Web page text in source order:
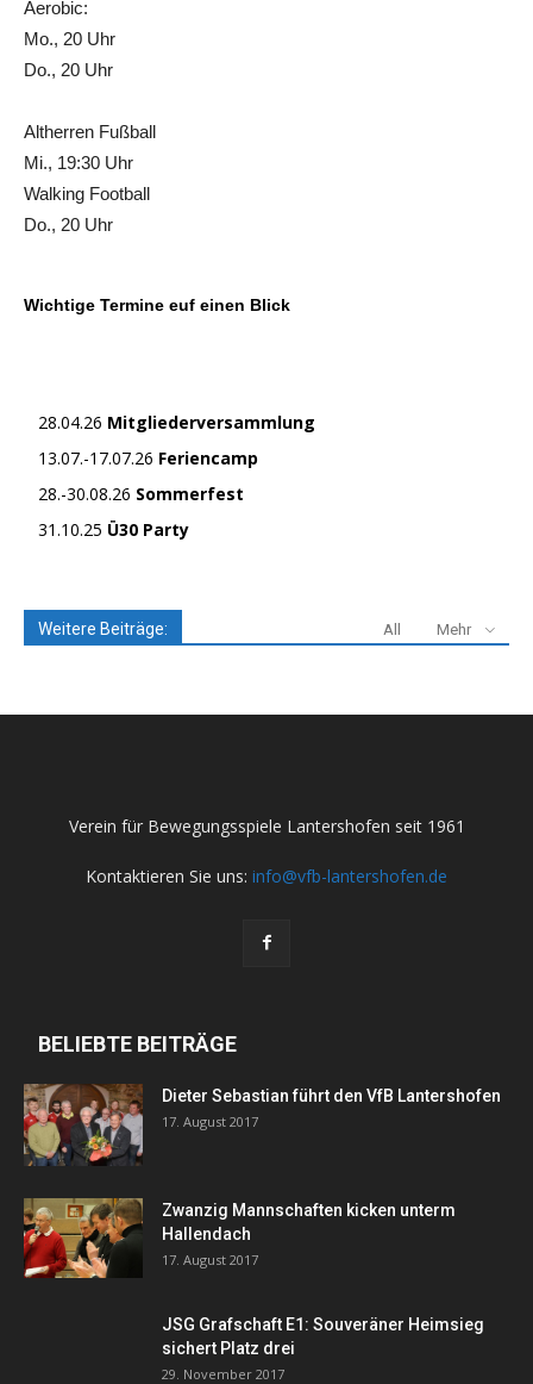
Aerobic:
Mo., 20 Uhr
Do., 20 Uhr
Altherren Fußball
Mi., 19:30 Uhr
Walking Football
Do., 20 Uhr
Wichtige Termine euf einen Blick
28.04.26 Mitgliederversammlung
13.07.-17.07.26 Feriencamp
28.-30.08.26 Sommerfest
31.10.25 Ü30 Party
Weitere Beiträge: All Mehr
Verein für Bewegungsspiele Lantershofen seit 1961
Kontaktieren Sie uns: info@vfb-lantershofen.de
BELIEBTE BEITRÄGE
Dieter Sebastian führt den VfB Lantershofen
17. August 2017
Zwanzig Mannschaften kicken unterm
Hallendach
17. August 2017
JSG Grafschaft E1: Souveräner Heimsieg
sichert Platz drei
29. November 2017